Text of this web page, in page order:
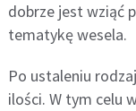
dobrze jest wziąć
tematykę wesela.
Po ustaleniu
ilości. W tym celu